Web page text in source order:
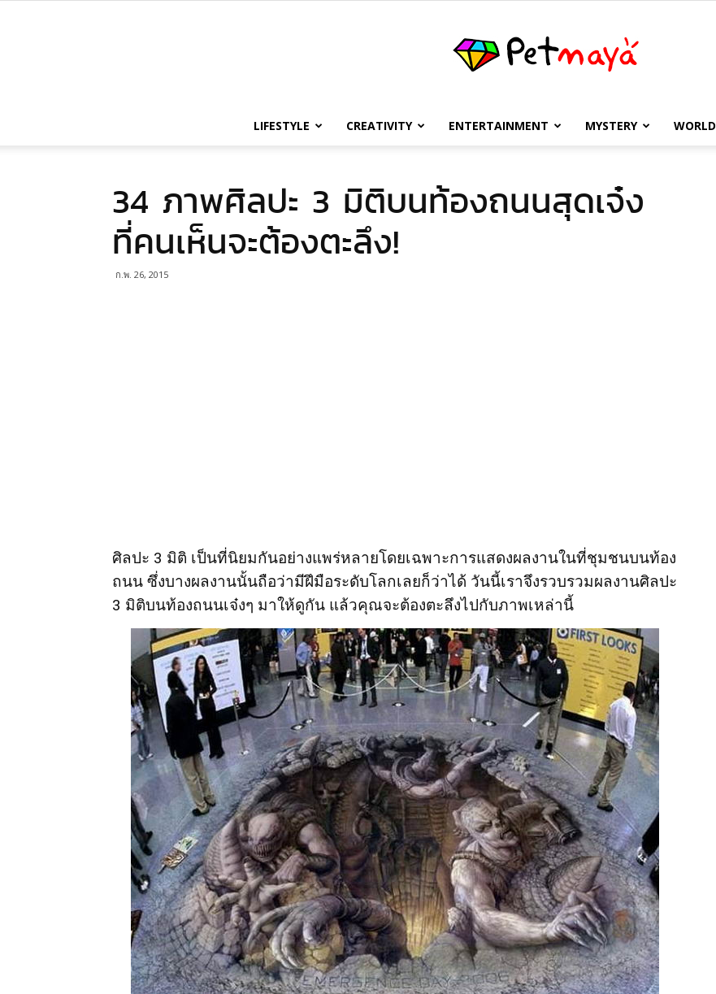
เพชร
LIFESTYLE CREATIVITY ENTERTAINMENT MYSTERY WORLD
34 ภาพศิลปะ 3 มิติบนท้องถนนสุดเจ๋ง
ที่คนเห็นจะต้องตะลึง!
ก.พ. 26, 2015
ศิลปะ 3 มิติ เป็นที่นิยมกันอย่างแพร่หลายโดยเฉพาะการแสดงผลงานในที่ชุมชนบนท้อง
ถนน ซึ่งบางผลงานนั้นถือว่ามีฝึมือระดับโลกเลยก็ว่าได้ วันนี้เราจึงรวบรวมผลงานศิลปะ
3 มิติบนท้องถนนเจ๋งๆ มาให้ดูกัน แล้วคุณจะต้องตะลึงไปกับภาพเหล่านี้